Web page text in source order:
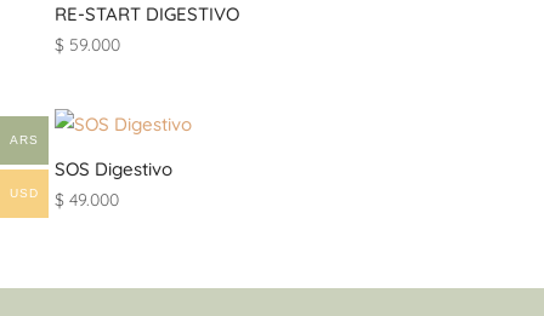
RE-START DIGESTIVO
$59.000
SOS Digestivo
$49.000
ARS
USD